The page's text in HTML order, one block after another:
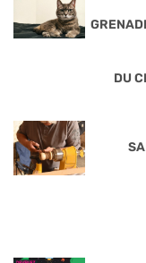
DU